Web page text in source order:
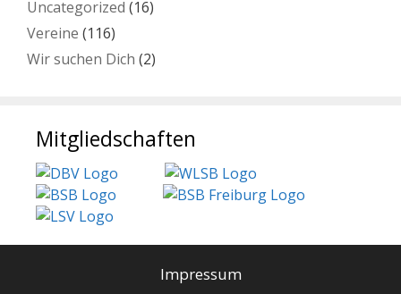
Uncategorized (16)
Vereine (116)
Wir suchen Dich (2)
Mitgliedschaften
Impressum